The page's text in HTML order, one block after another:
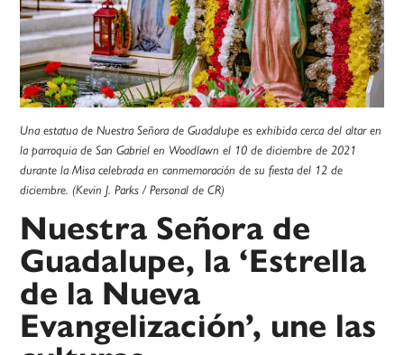
Una estatua de Nuestra Señora de Guadalupe es exhibida cerca del altar en
la parroquia de San Gabriel en Woodlawn el 10 de diciembre de 2021
durante la Misa celebrada en conmemoración de su fiesta del 12 de
diciembre. (Kevin J. Parks / Personal de CR)
Nuestra Señora de
Guadalupe, la ‘Estrella
de la Nueva
Evangelización’, une las